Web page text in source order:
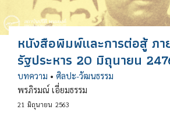
หนังสือพิมพ์และการต่อสู้ ภา
รัฐประหาร 20 มิถุนายน
บทความ • ศิลปะ-วัฒนธรรม
พรภิรมณ์ เอี่ยมธรรม
21 มิถุนายน 2563